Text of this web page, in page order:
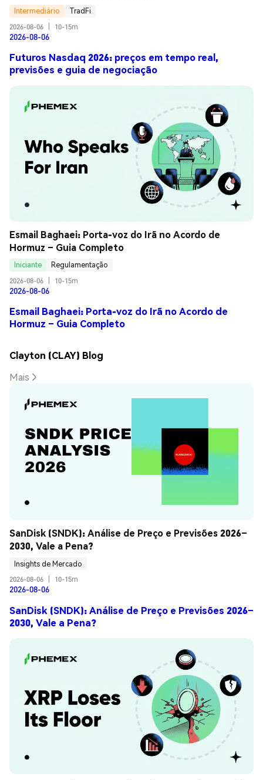
Intermediário
TradFi
2026-08-06
10-15m
2026-08-06
Futuros Nasdaq 2026: preços em tempo real,
previsões e guia de negociação
Esmail Baghaei: Porta-voz do Irã no Acordo de
Hormuz – Guia Completo
Iniciante
Regulamentação
2026-08-06
10-15m
2026-08-06
Esmail Baghaei: Porta-voz do Irã no Acordo de
Hormuz – Guia Completo
Clayton (CLAY) Blog
Mais
SanDisk (SNDK): Análise de Preço e Previsões 2026–
2030, Vale a Pena?
Insights de Mercado
2026-08-06
10-15m
2026-08-06
SanDisk (SNDK): Análise de Preço e Previsões 2026–
2030, Vale a Pena?